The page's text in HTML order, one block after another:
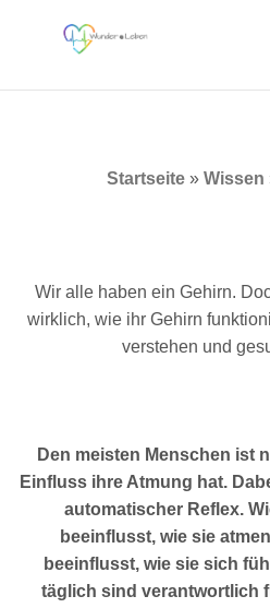
Zum
Startseite» Wissen
Wir alle haben ein Gehirn.
wirklich, wie ihr Gehirn
verstehen und
Den meisten Menschen ist
Einfluss ihre Atmung hat.
automatischer Reflex.
beeinflusst, wie sie
beeinflusst, wie sie sich
täglich sind verantwortlich